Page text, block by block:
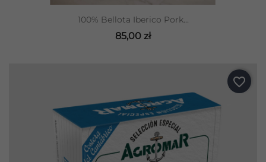
100% Bellota Iberico Pork...
85,00 zł
favorite_border